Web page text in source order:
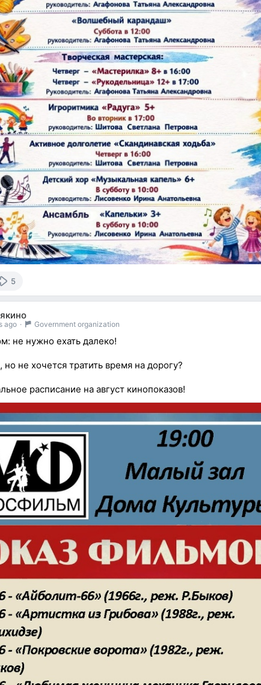
5
ago · Government organization
не нужно ехать далеко!
не хочется тратить время на дорогу?
расписание на август кинопоказов!